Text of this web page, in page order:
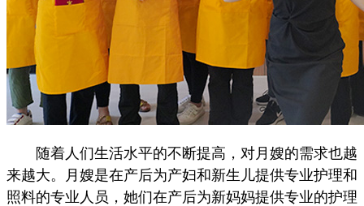
随着人们生活水平的不断提高，对月嫂的需求也越
来越大。月嫂是在产后为产妇和新生儿提供专业护理和
照料的专业人员，她们在产后为新妈妈提供专业的护理